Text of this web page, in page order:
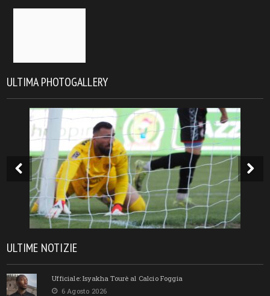
ULTIMA PHOTOGALLERY
ULTIME NOTIZIE
Ufficiale: Isyakha Tourè al Calcio Foggia
6 Agosto 2026